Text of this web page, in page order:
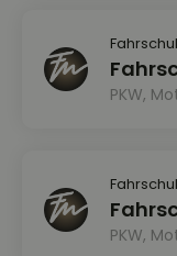
PKW,
PKW,